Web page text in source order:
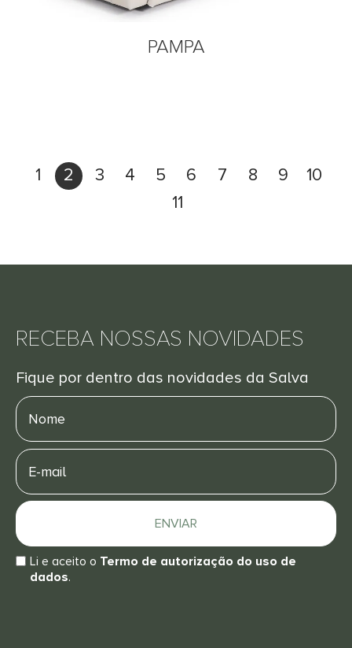
PAMPA
1 2 3 4 5 6 7 8 9
10
11
RECEBA NOSSAS NOVIDADES
Fique por dentro das novidades da Salva
Nome
E-
mail
ENVIAR
Li e aceito o Termo de autorização do uso de
dados.